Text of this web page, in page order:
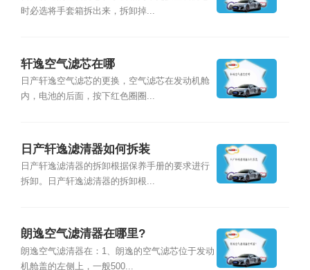
时必选将手套箱拆出来，拆卸掉...
轩逸空气滤芯在哪
日产轩逸空气滤芯的更换，空气滤芯在发动机舱
内，电池的后面，按下红色圈圈...
日产轩逸滤清器如何拆装
日产轩逸滤清器的拆卸根据保养手册的要求进行
拆卸。日产轩逸滤清器的拆卸根...
朗逸空气滤清器在哪里?
朗逸空气滤清器在：1、朗逸的空气滤芯位于发动
机舱盖的左侧上，一般500...